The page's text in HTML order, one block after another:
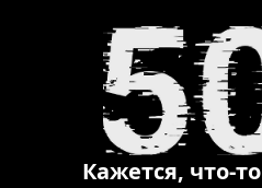
Кажется, что-